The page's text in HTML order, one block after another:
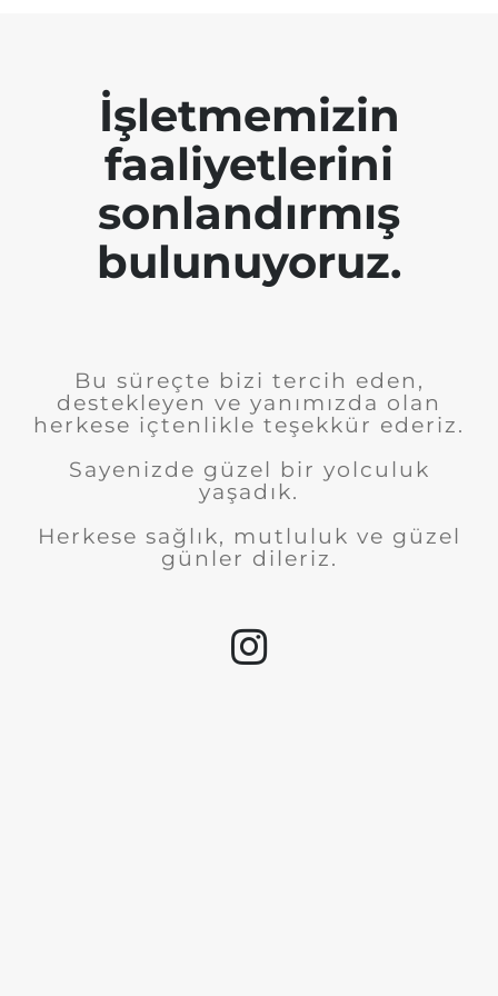
İşletmemizin
faaliyetlerini
sonlandırmış
bulunuyoruz.
Bu süreçte bizi tercih eden,
destekleyen ve yanımızda olan
herkese içtenlikle teşekkür ederiz.
Sayenizde güzel bir yolculuk
yaşadık.
Herkese sağlık, mutluluk ve güzel
günler dileriz.